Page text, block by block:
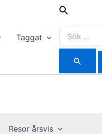
Taggat
Sök
efter:
Resor årsvis